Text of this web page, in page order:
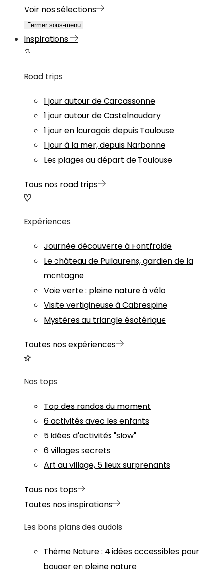
Voir nos sélections
Fermer sous-menu
Inspirations
Road trips
1 jour autour de Carcassonne
1 jour autour de Castelnaudary
1 jour en lauragais depuis Toulouse
1 jour à la mer, depuis Narbonne
Les plages au départ de Toulouse
Tous nos road trips
Expériences
Journée découverte à Fontfroide
Le château de Puilaurens, gardien de la
montagne
Voie verte : pleine nature à vélo
Visite vertigineuse à Cabrespine
Mystères au triangle ésotérique
Toutes nos expériences
Nos tops
Top des randos du moment
6 activités avec les enfants
5 idées d'activités "slow"
6 villages secrets
Art au village, 5 lieux surprenants
Tous nos tops
Toutes nos inspirations
Les bons plans des audois
Thème Nature: 4 idées accessibles pour
bouger en pleine nature